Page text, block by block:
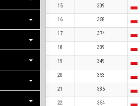
15 309
16 358
17 374
18 339
19 349
20 353
21 335
22 354